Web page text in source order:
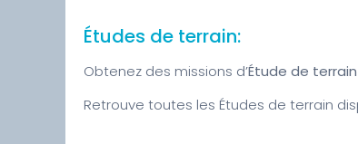
Études de terrain:
Obtenez des missions d’Étude de terrain
Retrouve toutes les Études de terrain